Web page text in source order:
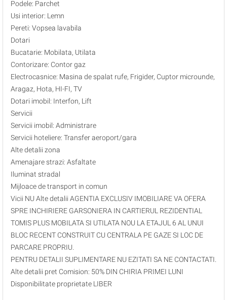
Podele: Parchet
Usi interior: Lemn
Pereti: Vopsea lavabila
Dotari
Bucatarie: Mobilata, Utilata
Contorizare: Contor gaz
Electrocasnice: Masina de spalat rufe, Frigider, Cuptor microunde,
Aragaz, Hota, HI-FI, TV
Dotari imobil: Interfon, Lift
Servicii
Servicii imobil: Administrare
Servicii hoteliere: Transfer aeroport/gara
Alte detalii zona
Amenajare strazi: Asfaltate
Iluminat stradal
Mijloace de transport in comun
Vicii NU Alte detalii AGENTIA EXCLUSIV IMOBILIARE VA OFERA
SPRE INCHIRIERE GARSONIERA IN CARTIERUL REZIDENTIAL
TOMIS PLUS MOBILATA SI UTILATA NOU LA ETAJUL 6 AL UNUI
BLOC RECENT CONSTRUIT CU CENTRALA PE GAZE SI LOC DE
PARCARE PROPRIU.
PENTRU DETALII SUPLIMENTARE NU EZITATI SA NE CONTACTATI.
Alte detalii pret Comision: 50% DIN CHIRIA PRIMEI LUNI
Disponibilitate proprietate LIBER